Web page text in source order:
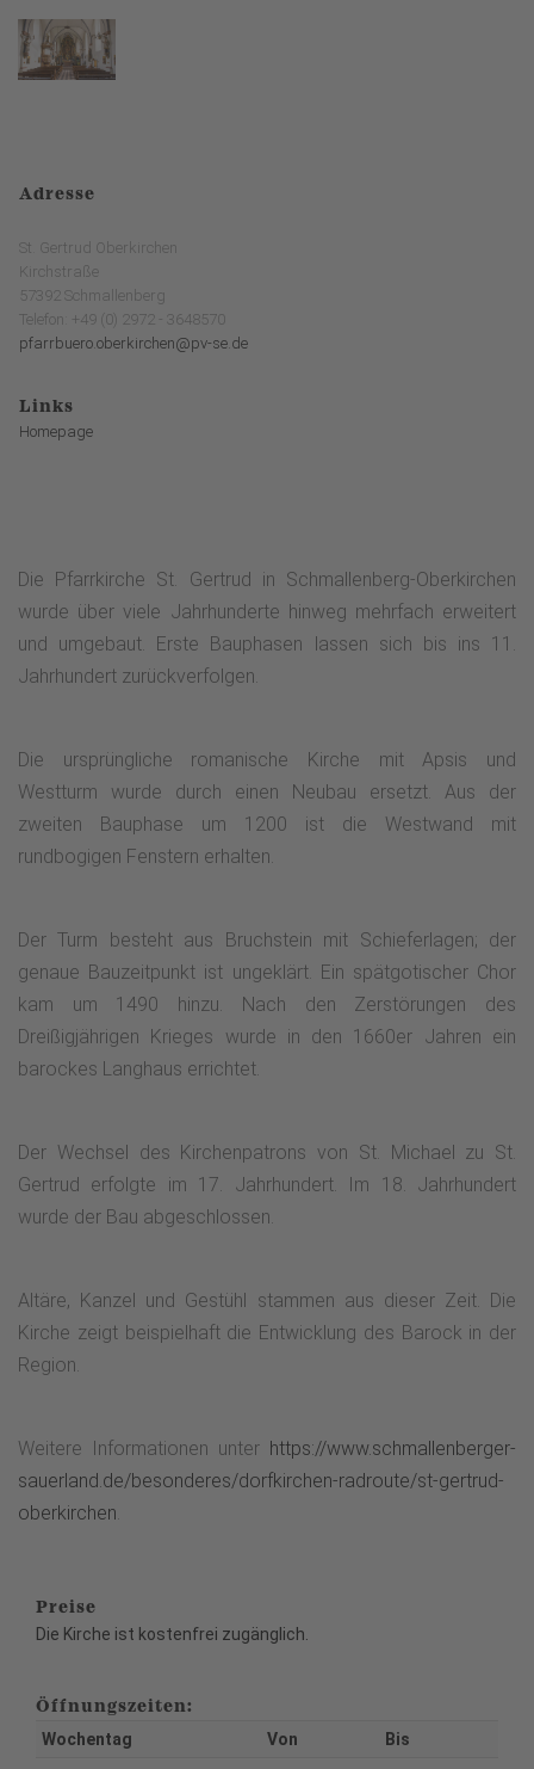
Adresse
St. Gertrud Oberkirchen
Kirchstraße
57392 Schmallenberg
Telefon: +49 (0) 2972 - 3648570
pfarrbuero.oberkirchen@pv-se.de
Links
Homepage
Die Pfarrkirche St. Gertrud in Schmallenberg-Oberkirchen
wurde über viele Jahrhunderte hinweg mehrfach erweitert
und umgebaut. Erste Bauphasen lassen sich bis ins 11.
Jahrhundert zurückverfolgen.
Die ursprüngliche romanische Kirche mit Apsis und
Westturm wurde durch einen Neubau ersetzt. Aus der
zweiten Bauphase um 1200 ist die Westwand mit
rundbogigen Fenstern erhalten.
Der Turm besteht aus Bruchstein mit Schieferlagen; der
genaue Bauzeitpunkt ist ungeklärt. Ein spätgotischer Chor
kam um 1490 hinzu. Nach den Zerstörungen des
Dreißigjährigen Krieges wurde in den 1660er Jahren ein
barockes Langhaus errichtet.
Der Wechsel des Kirchenpatrons von St. Michael zu St.
Gertrud erfolgte im 17. Jahrhundert. Im 18. Jahrhundert
wurde der Bau abgeschlossen.
Altäre, Kanzel und Gestühl stammen aus dieser Zeit. Die
Kirche zeigt beispielhaft die Entwicklung des Barock in der
Region.
Weitere Informationen unter https://www.schmallenberger-
sauerland.de/besonderes/dorfkirchen-radroute/st-gertrud-
oberkirchen.
Preise
Die Kirche ist kostenfrei zugänglich.
Öffnungszeiten:
Wochentag Von
Bis